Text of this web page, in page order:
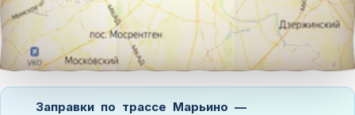
Заправки по трассе Марьино —